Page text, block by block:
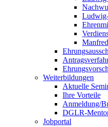
Weiterbildungen
Aktuelle
Ihre Vorteile
Anmeldung/
DGLR-
Jobportal